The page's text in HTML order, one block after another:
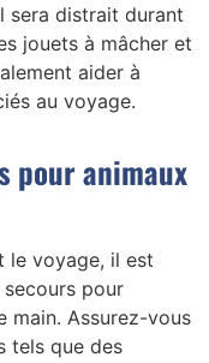
sera distrait durant
jouets à mâcher et
aider à
au voyage.
pour animaux
le voyage, il est
secours pour
main. Assurez-vous
tels que des